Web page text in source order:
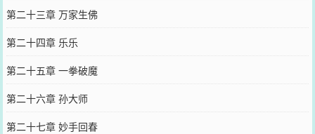
第二十三章 万家生佛
第二十四章 乐乐
第二十五章 一拳破魔
第二十六章 孙大师
第二十七章 妙手回春